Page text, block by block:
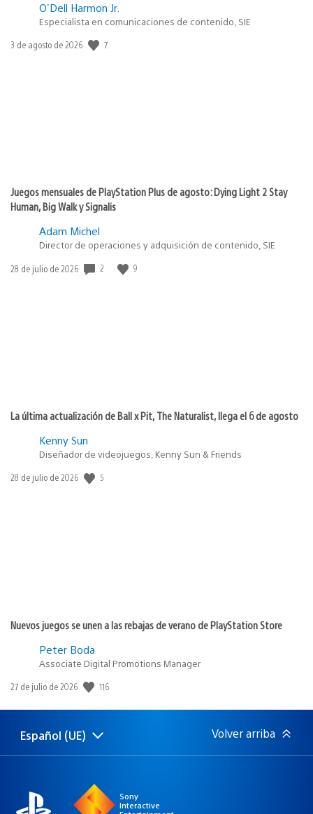
O'Dell Harmon Jr.
Especialista en comunicaciones de contenido, SIE
Fecha
3 de agosto de 2026 7
Juegos mensuales de PlayStation Plus de agosto: Dying Light 2 Stay
Human, Big Walk y Signalis
Adam Michel
Director de operaciones y adquisición de contenido, SIE
Fecha
28 de julio de 2026 2 9
La última actualización de Ball x Pit, The Naturalist, llega el 6 de agosto
Kenny Sun
Diseñador de videojuegos, Kenny Sun & Friends
Fecha
28 de julio de 2026 5
Nuevos juegos se unen a las rebajas de verano de PlayStation Store
Peter Boda
Associate Digital Promotions Manager
Fecha
publicación:
27 de julio de 2026 116
Selecciona
una
Región
actual:
Español (UE) Volver arriba
Sony
Interactive